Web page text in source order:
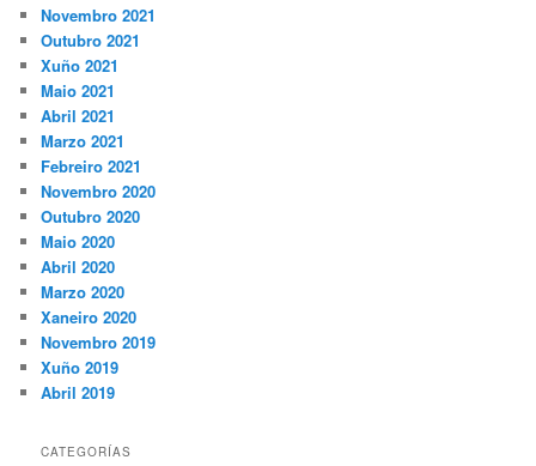
Novembro 2021
Outubro 2021
Xuño 2021
Maio 2021
Abril 2021
Marzo 2021
Febreiro 2021
Novembro 2020
Outubro 2020
Maio 2020
Abril 2020
Marzo 2020
Xaneiro 2020
Novembro 2019
Xuño 2019
Abril 2019
CATEGORÍAS